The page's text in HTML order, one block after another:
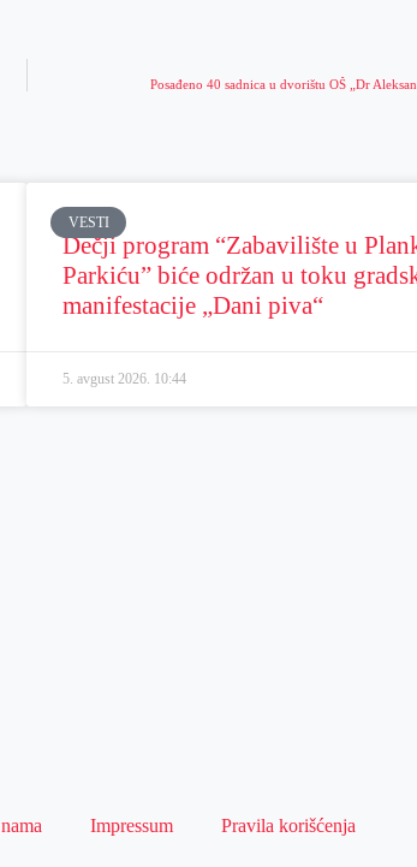
Posađeno 40 sadnica u dvorištu OŠ „Dr
VESTI
Dečji program “Zabavilište u
Parkiću” biće održan u toku
manifestacije „Dani piva“
5. avgust 2026. 10:44
Impressum Pravila korišćenja